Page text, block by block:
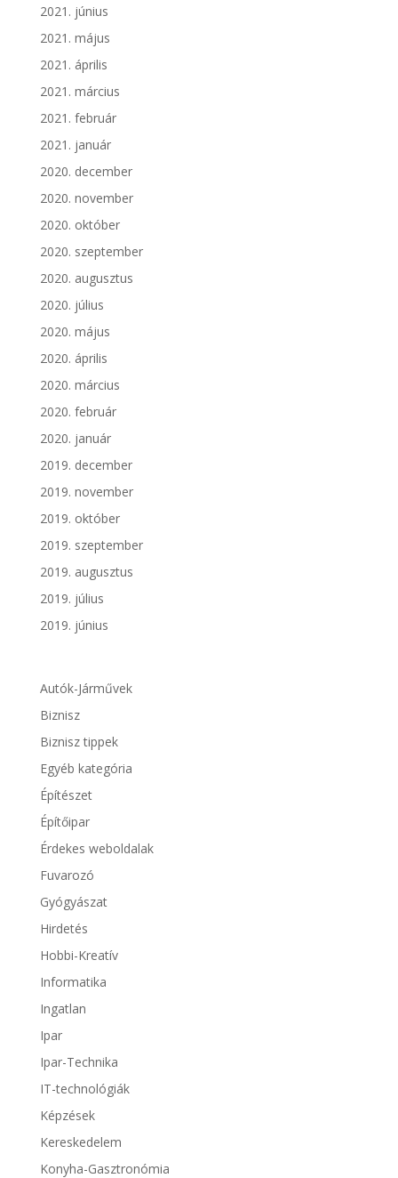
2021. június
2021. május
2021. április
2021. március
2021. február
2021. január
2020. december
2020. november
2020. október
2020. szeptember
2020. augusztus
2020. július
2020. május
2020. április
2020. március
2020. február
2020. január
2019. december
2019. november
2019. október
2019. szeptember
2019. augusztus
2019. július
2019. június
Autók-Járművek
Biznisz
Biznisz tippek
Egyéb kategória
Építészet
Építőipar
Érdekes weboldalak
Fuvarozó
Gyógyászat
Hirdetés
Hobbi-Kreatív
Informatika
Ingatlan
Ipar
Ipar-Technika
IT-technológiák
Képzések
Kereskedelem
Konyha-Gasztronómia